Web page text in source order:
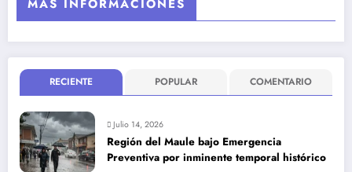
MÁS INFORMACIONES
RECIENTE POPULAR COMENTARIO
Julio 14, 2026
Región del Maule bajo Emergencia
Preventiva por inminente temporal histórico